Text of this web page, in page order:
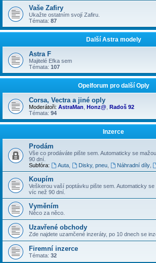
Vaše Zafiry
Ukažte ostatním svojí Zafiru.
Témata: 87
Další Astra modely
Astra F
Majitelé Efka sem
Témata: 107
Opelforum pro další Oply
Corsa, Vectra a jiné oply
Moderátoři: AstraMan Honz@ Radoš 92
Témata: 94
Inzerce
Prodám
Vše co prodáváte pište sem. Automaticky se
90 dní.
Subfóra:
Auta, Disky, pneu, Náhradní díly,
Koupím
Veškerou vaší poptávku pište sem. Automaticky
víc než 90 dní.
Vyměním
Něco za něco.
Uzavřené obchody
Zde najdete uzamčené inzeráty, po 10 dnech se
Firemní inzerce
Témata: 32